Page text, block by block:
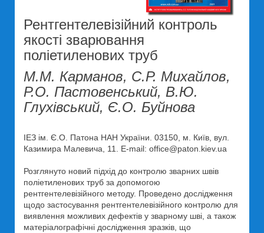
Рентгентелевізійний контроль
якості зварювання
поліетиленових труб
М.М. Карманов, С.Р. Михайлов,
Р.О. Пастовенський, В.Ю.
Глухівський, Є.О. Буйнова
ІЕЗ ім. Є.О. Патона НАН України. 03150, м. Київ, вул.
Казимира Малевича, 11. E-mail: office@paton.kiev.ua
Розглянуто новий підхід до контролю зварних швів
поліетиленових труб за допомогою
рентгентелевізійного методу. Проведено дослідження
щодо застосування рентгентелевізійного контролю для
виявлення можливих дефектів у зварному шві, а також
матеріалографічні дослідження зразків, що